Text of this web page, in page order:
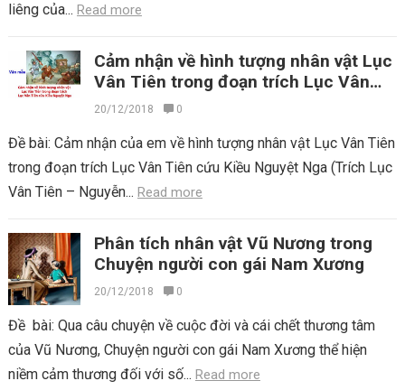
liêng của... Read more
Cảm nhận về hình tượng nhân vật Lục
Vân Tiên trong đoạn trích Lục Vân
Tiên cứu Kiều Nguyệt Nga
20/12/2018 0
Đề bài: Cảm nhận của em về hình tượng nhân vật Lục Vân Tiên
trong đoạn trích Lục Vân Tiên cứu Kiều Nguyệt Nga (Trích Lục
Vân Tiên – Nguyễn... Read more
Phân tích nhân vật Vũ Nương trong
Chuyện người con gái Nam Xương
20/12/2018 0
Đề bài: Qua câu chuyện về cuộc đời và cái chết thương tâm
của Vũ Nương, Chuyện người con gái Nam Xương thể hiện
niềm cảm thương đối với số... Read more